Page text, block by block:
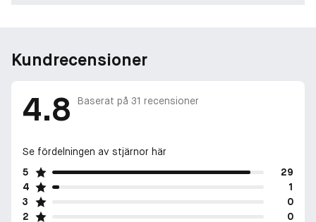
Kundrecensioner
4.8 Baserat på 31 recensioner
Se fördelningen av stjärnor här
5
29
4
1
3
0
2
0